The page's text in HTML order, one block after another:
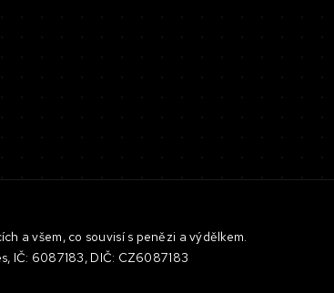
a všem, co souvisí s penězi a výdělkem.
IČ: 6087183, DIČ: CZ6087183